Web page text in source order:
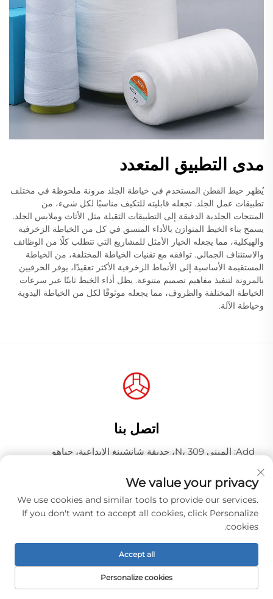
مدى التطبيق المتعدد
يُظهر خيط القطن المستخدم في خياطة الجلد مرونة ملحوظة في مختلف
تطبيقات عمل الجلد. تجعله قابليته للتكيف مناسبًا لكل شيء، من
المنتجات الجلدية الدقيقة إلى التطبيقات الثقيلة مثل الأثاث وملابس الجلد.
يسمح بناء الخيط المتوازن بالأداء المتسق في كل من الخياطة الزخرفية
والهيكلية، مما يجعله الخيار الأمثل للمشاريع التي تتطلب كلًا من الوظائف
والاستئناف الجمالي. توافقه مع تقنيات الخياطة المختلفة، من الخياطة
المستقيمة الأساسية إلى الأنماط الزخرفية الأكثر تعقيدًا، يوفر الحرفيين
بالمرونة لتنفيذ مفاهيم تصميم متنوعة. يظل أداء الخيط ثابتًا عبر سرعات
الخياطة المختلفة والظروف، مما يجعله موثوقًا لكل من الخياطة اليدوية
وخياطة الآلة.
اتصل بنا
Add: المبنى N، 309، حديقة شانشينغ الإبداعية، جياهو
الصين، الرمز البريدي 510000
هاتف:+86-18925123039
البريد الإلكتروني:[email protected]
حقوق الطبع والنشر © شركة قوانغتشو هونغكياو للصناعة المحدودة.
جميع الحقوق محفوظة. -
We value your privacy
We use cookies and similar tools to provide our services.
If you don't want to accept all cookies, click Personalize
cookies.
Personalize cookies
Accept all